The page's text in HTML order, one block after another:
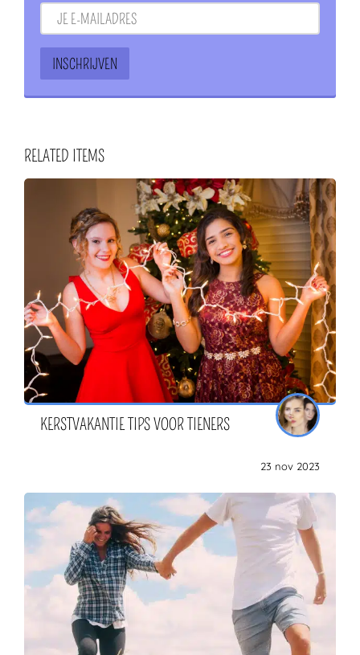
RELATED ITEMS
KERSTVAKANTIE TIPS VOOR TIENERS
23 nov 2023